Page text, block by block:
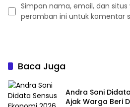
Simpan nama, email, dan situs
peramban ini untuk komentar
Baca Juga
Andra Soni
Ajak Warga Beri